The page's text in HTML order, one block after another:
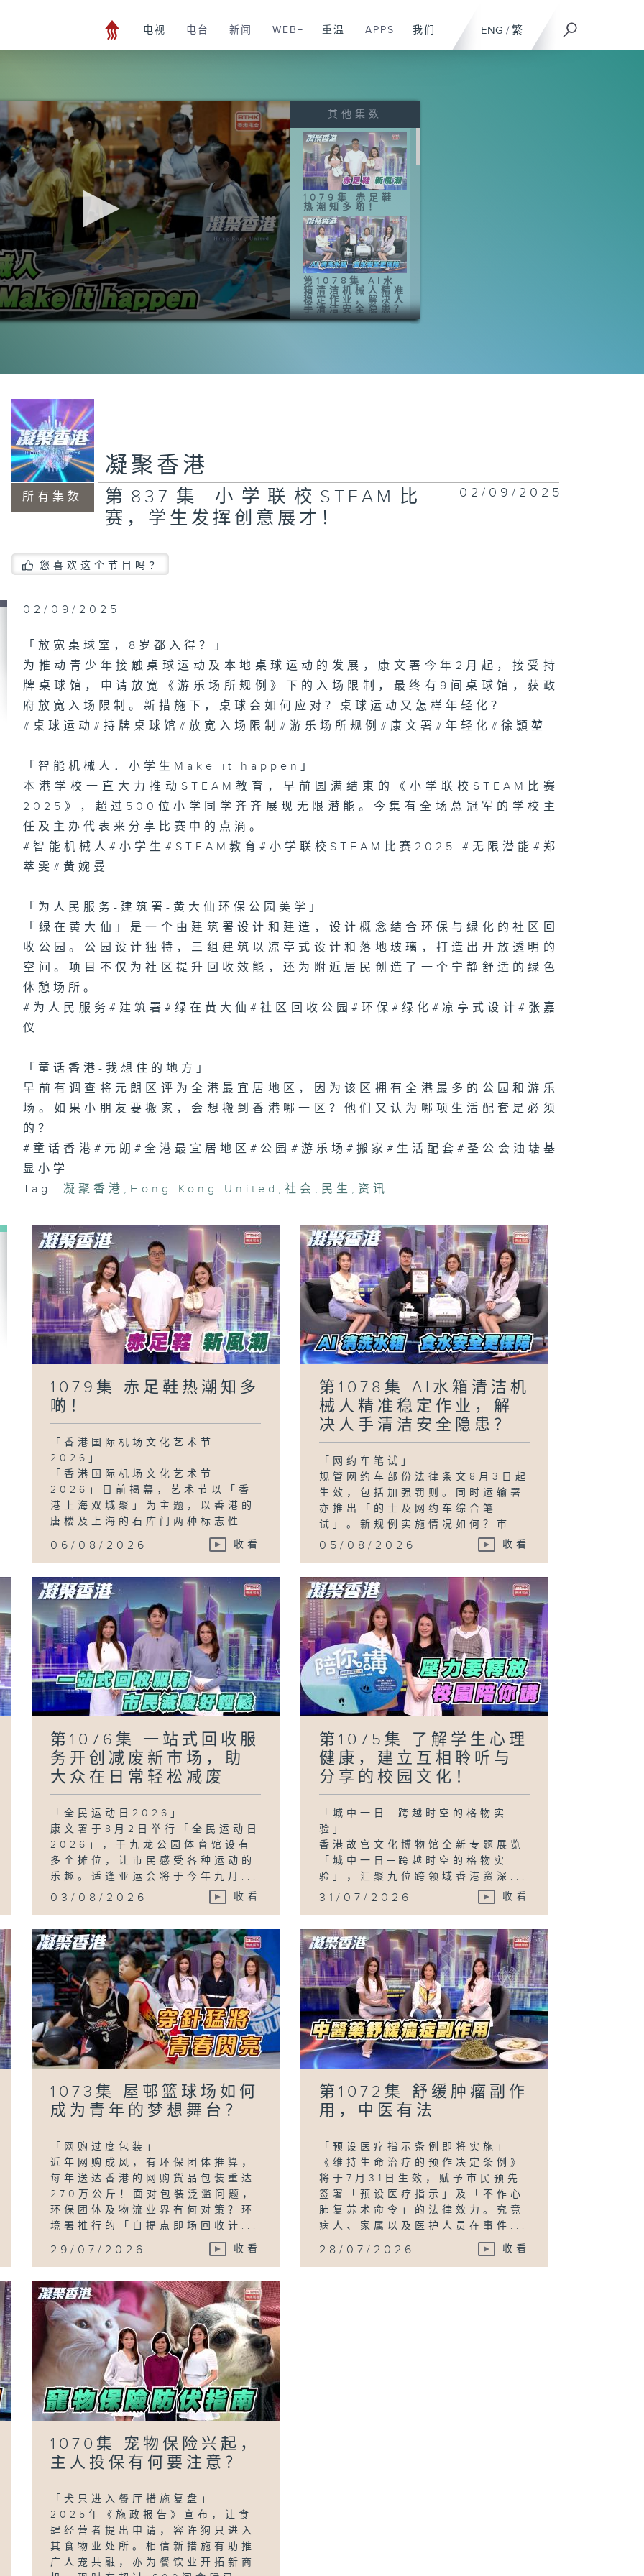
ENG / 繁
电视 电台 新闻 WEB+ 重温 APPS 我们
其他集数
1079集 赤足鞋
热潮知多啲！
第1078集 AI水
箱清洁机械人精准
稳定作业，解决人
手清洁安全隐患？
废新市场，助大众
在日常轻松减废
第1074集 木匠钻
研传统榫卯，赋予
木头第二次生命
1073集 屋邨篮球
场如何成为青年的
梦想舞台？
1071集 大人细路
都啱玩！新兴运动
「斗阵」点样透过
有何要注意？
所有集数
凝聚香港
第837集 小学联校STEAM比
赛，学生发挥创意展才！
02/09/2025
您喜欢这个节目吗?
02/09/2025
「放宽桌球室，8岁都入得？」
为推动青少年接触桌球运动及本地桌球运动的发展，康文署今年2月起，接受持
牌桌球馆，申请放宽《游乐场所规例》下的入场限制，最终有9间桌球馆，获政
府放宽入场限制。新措施下，桌球会如何应对？桌球运动又怎样年轻化？
#桌球运动#持牌桌球馆#放宽入场限制#游乐场所规例#康文署#年轻化#徐頴堃
「智能机械人．小学生Make it happen」
本港学校一直大力推动STEAM教育，早前圆满结束的《小学联校STEAM比赛
2025》，超过500位小学同学齐齐展现无限潜能。今集有全场总冠军的学校主
任及主办代表来分享比赛中的点滴。
#智能机械人#小学生#STEAM教育#小学联校STEAM比赛2025 #无限潜能#郑
萃雯#黄婉曼
「为人民服务-建筑署-黄大仙环保公园美学」
「绿在黄大仙」是一个由建筑署设计和建造，设计概念结合环保与绿化的社区回
收公园。公园设计独特，三组建筑以凉亭式设计和落地玻璃，打造出开放透明的
空间。项目不仅为社区提升回收效能，还为附近居民创造了一个宁静舒适的绿色
休憩场所。
#为人民服务#建筑署#绿在黄大仙#社区回收公园#环保#绿化#凉亭式设计#张嘉
仪
「童话香港-我想住的地方」
早前有调查将元朗区评为全港最宜居地区，因为该区拥有全港最多的公园和游乐
场。如果小朋友要搬家，会想搬到香港哪一区？他们又认为哪项生活配套是必须
的？
#童话香港#元朗#全港最宜居地区#公园#游乐场#搬家#生活配套#圣公会油塘基
显小学
Tag:
凝聚香港 , Hong Kong United ,社会 , 民生 , 资讯
1079集 赤足鞋热潮知多
啲！
「香港国际机场文化艺术节
2026」
「香港国际机场文化艺术节
2026」日前揭幕，艺术节以「香
港上海双城聚」为主题，以香港的
唐楼及上海的石库门两种标志性...
06/08/2026 收看
第1078集 AI水箱清洁机
械人精准稳定作业，解
决人手清洁安全隐患？
「网约车笔试」
规管网约车部份法律条文8月3日起
生效，包括加强罚则。同时运输署
亦推出「的士及网约车综合笔
试」。新规例实施情况如何？市...
05/08/2026 收看
第1076集 一站式回收服
务开创减废新市场，助
大众在日常轻松减废
「全民运动日2026」
康文署于8月2日举行「全民运动日
2026」，于九龙公园体育馆设有
多个摊位，让市民感受各种运动的
乐趣。适逢亚运会将于今年九月...
03/08/2026 收看
第1075集 了解学生心理
健康，建立互相聆听与
分享的校园文化！
「城中一日─跨越时空的格物实
验」
香港故宫文化博物馆全新专题展览
「城中一日─跨越时空的格物实
验」，汇聚九位跨领域香港资深...
31/07/2026 收看
1073集 屋邨篮球场如何
成为青年的梦想舞台？
「网购过度包装」
近年网购成风，有环保团体推算，
每年送达香港的网购货品包装重达
270万公斤！面对包装泛滥问题，
环保团体及物流业界有何对策？环
境署推行的「自提点即场回收计...
29/07/2026 收看
第1072集 舒缓肿瘤副作
用，中医有法
「预设医疗指示条例即将实施」
《维持生命治疗的预作决定条例》
将于7月31日生效，赋予市民预先
签署「预设医疗指示」及「不作心
肺复苏术命令」的法律效力。究竟
病人、家属以及医护人员在事件...
28/07/2026 收看
1070集 宠物保险兴起，
主人投保有何要注意？
「犬只进入餐厅措施复盘」
2025年《施政报告》宣布，让食
肆经营者提出申请，容许狗只进入
其食物业处所。相信新措施有助推
广人宠共融，亦为餐饮业开拓新商